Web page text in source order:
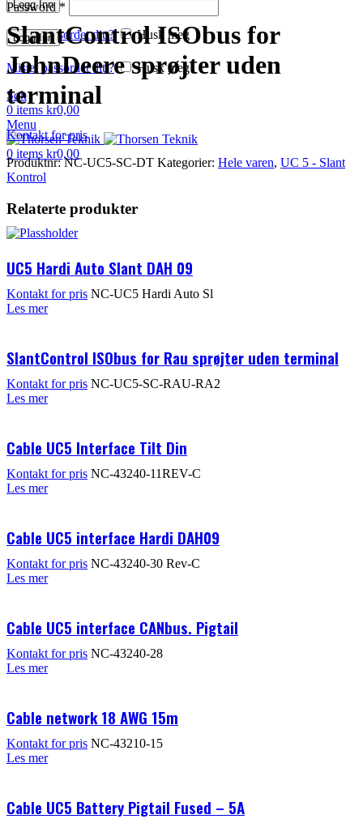
Logg Inn
Mistet passordet ditt? Husk meg
Password *
Logg Inn
Mistet passordet ditt?
Husk meg
Søk
0 items kr0,00
Menu
0 items kr0,00
SlantControl ISObus for
JohnDeere sprøjter uden
terminal
Kontakt for pris
Produktnr:NC-UC5-SC-DT Kategorier: Hele varen, UC 5 - Slant
Kontrol
Relaterte produkter
UC5 Hardi Auto Slant DAH 09
Kontakt for pris NC-UC5 Hardi Auto Sl
Les mer
SlantControl ISObus for Rau sprøjter uden terminal
Kontakt for pris NC-UC5-SC-RAU-RA2
Les mer
Cable UC5 Interface Tilt Din
Kontakt for pris NC-43240-11REV-C
Les mer
Cable UC5 interface Hardi DAH09
Kontakt for pris NC-43240-30 Rev-C
Les mer
Cable UC5 interface CANbus. Pigtail
Kontakt for pris NC-43240-28
Les mer
Cable network 18 AWG 15m
Kontakt for pris NC-43210-15
Les mer
Cable UC5 Battery Pigtail Fused – 5A